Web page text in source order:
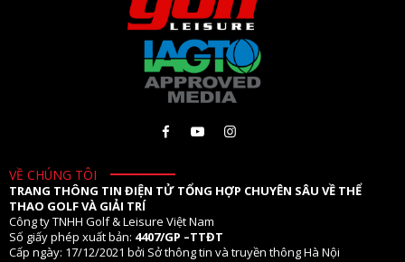
VỀ CHÚNG TÔI
TRANG THÔNG TIN ĐIỆN TỬ TỔNG HỢP CHUYÊN SÂU VỀ THỂ
THAO GOLF VÀ GIẢI TRÍ
Công ty TNHH Golf & Leisure Việt Nam
Số giấy phép xuất bản: 4407/GP –TTĐT
Cấp ngày: 17/12/2021 bởi Sở thông tin và truyền thông Hà Nội